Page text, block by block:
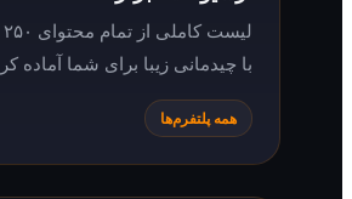
لیست کاملی از تمام محتوای ۲۵۰ برتر
با چیدمانی زیبا برای شما آماده کرده‌ایم.
همه پلتفرم‌ها